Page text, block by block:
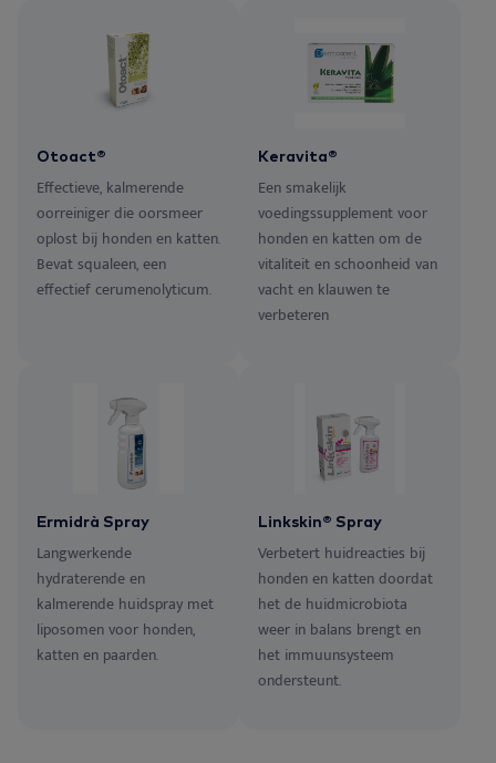
Otoact®
Effectieve, kalmerende
oorreiniger die oorsmeer
oplost bij honden en katten.
Bevat squaleen, een
effectief cerumenolyticum.
Keravita®
Een smakelijk
voedingssupplement voor
honden en katten om de
vitaliteit en schoonheid van
vacht en klauwen te
verbeteren
Ermidrà Spray
Langwerkende
hydraterende en
kalmerende huidspray met
liposomen voor honden,
katten en paarden.
Linkskin® Spray
Verbetert huidreacties bij
honden en katten doordat
het de huidmicrobiota
weer in balans brengt en
het immuunsysteem
ondersteunt.